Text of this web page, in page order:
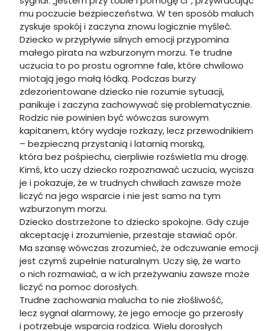
mu poczucie bezpieczeństwa. W ten sposób maluch
zyskuje spokój i zaczyna znowu logicznie myśleć.
Dziecko w przypływie silnych emocji przypomina
małego pirata na wzburzonym morzu. Te trudne
uczucia to po prostu ogromne fale, które chwilowo
miotają jego małą łódką. Podczas burzy
zdezorientowane dziecko nie rozumie sytuacji,
panikuje i zaczyna zachowywać się problematycznie.
Rodzic nie powinien być wówczas surowym
kapitanem, który wydaje rozkazy, lecz przewodnikiem
– bezpieczną przystanią i latarnią morską,
która bez pośpiechu, cierpliwie rozświetla mu drogę.
Kimś, kto uczy dziecko rozpoznawać uczucia, wycisza
je i pokazuje, że w trudnych chwilach zawsze może
liczyć na jego wsparcie i nie jest samo na tym
wzburzonym morzu.
Dziecko dostrzeżone to dziecko spokojne. Gdy czuje
akceptację i zrozumienie, przestaje stawiać opór.
Ma szansę wówczas zrozumieć, że odczuwanie emocji
jest czymś zupełnie naturalnym. Uczy się, że warto
o nich rozmawiać, a w ich przeżywaniu zawsze może
liczyć na pomoc dorosłych.
Trudne zachowania malucha to nie złośliwość,
lecz sygnał alarmowy, że jego emocje go przerosły
i potrzebuje wsparcia rodzica. Wielu dorosłych